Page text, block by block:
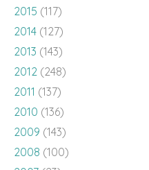
2015 (117)
2014 (127)
2013 (143)
2012 (248)
2011 (137)
2010 (136)
2009 (143)
2008 (100)